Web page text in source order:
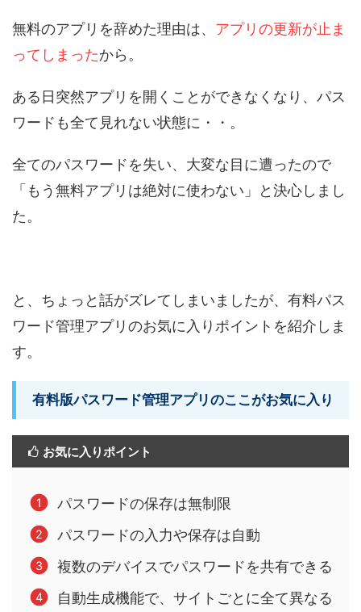
無料のアプリを辞めた理由は、 アプリの更新が止ま
ってしまったから。
ある日突然アプリを開くことができなくなり、パス
ワードも全て見れない状態に・・。
全てのパスワードを失い、大変な目に遭ったので
「もう無料アプリは絶対に使わない」と決心しまし
た。
と、ちょっと話がズレてしまいましたが、有料パス
ワード管理アプリのお気に入りポイントを紹介しま
す。
有料版パスワード管理アプリのここがお気に入り
お気に入りポイント
パスワードの保存は無制限
パスワードの入力や保存は自動
複数のデバイスでパスワードを共有できる
自動生成機能で、サイトごとに全て異なる